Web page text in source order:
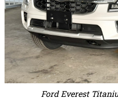
Ford Everest